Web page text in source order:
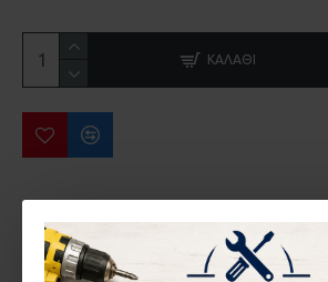
ΚΑΛΆΘΙ
ΑΛΟΙΦΑΔΟΡΟΣ ΕΚΕΝΤΡΟΣ 600W ME ΕΞΑΡΤΗΜΑΤΑ BORMANN BCP3050 061953